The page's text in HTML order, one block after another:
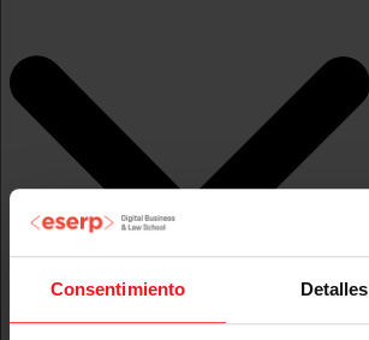
Consentimiento Detalles